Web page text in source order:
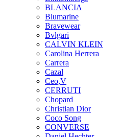
BLANCIA
Blumarine
Bravewear
Bvlgari
CALVIN KLEIN
Carolina Herrera
Carrera
Cazal
Ceo,V
CERRUTI
Chopard
Christian Dior
Coco Song
CONVERSE